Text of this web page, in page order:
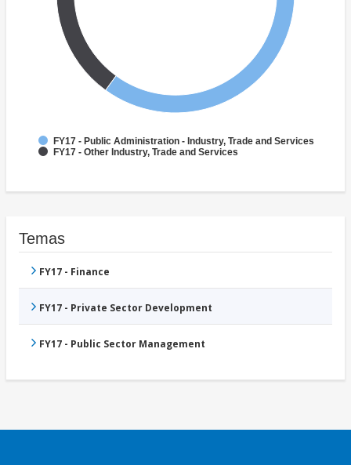
FY17 - Public Administration - Industry, Trade and Services
FY17 - Other Industry, Trade and Services
Temas
FY17 - Finance
FY17 - Private Sector Development
FY17 - Public Sector Management